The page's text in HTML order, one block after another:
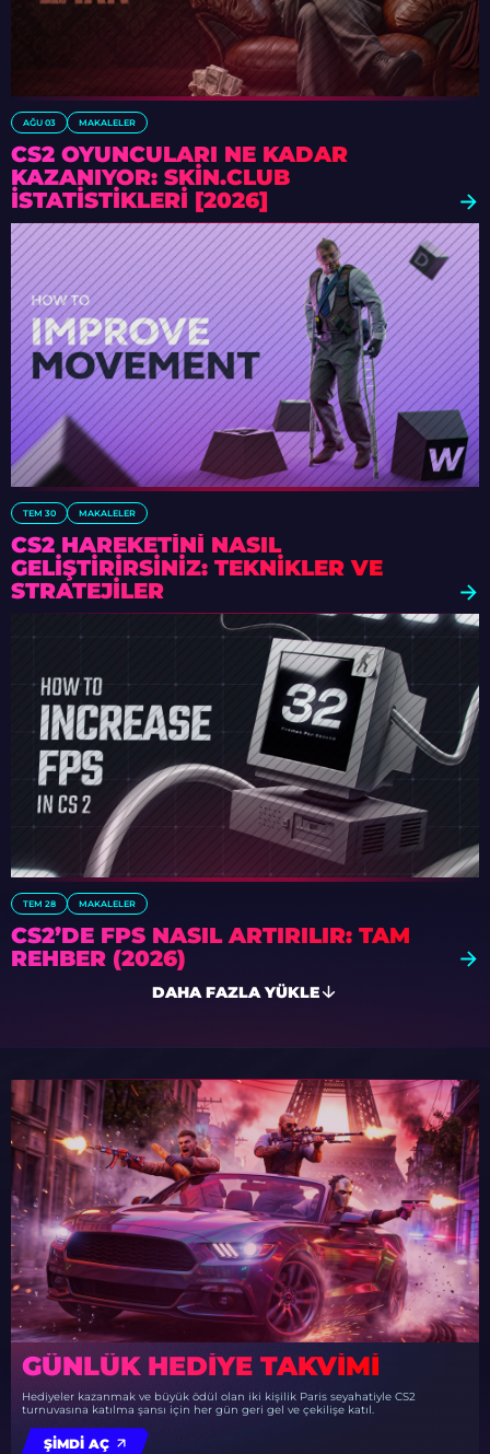
AĞU 03 MAKALELER
CS2 OYUNCULARI NE KADAR
KAZANIYOR: SKIN.CLUB
İSTATISTIKLERI [2026]
TEM 30 MAKALELER
CS2 HAREKETINI NASIL
GELIŞTIRIRSINIZ: TEKNIKLER VE
STRATEJILER
TEM 28 MAKALELER
CS2’DE FPS NASIL ARTIRILIR: TAM
REHBER (2026)
DAHA FAZLA YÜKLE
GÜNLÜK HEDIYE TAKVIMI
Hediyeler kazanmak ve büyük ödül olan iki kişilik Paris seyahatiyle CS2
turnuvasına katılma şansı için her gün geri gel ve çekilişe katıl.
ŞIMDI AÇ